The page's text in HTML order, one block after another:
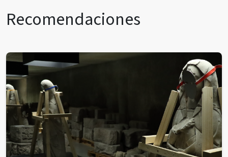
Recomendaciones